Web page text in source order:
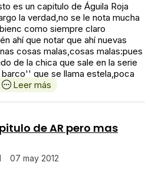
es un capitulo de Águila Roja
la verdad,no se le nota mucha
como siempre claro
ahí que notar que ahí nuevas
cosas malas,cosas malas:pues
de la chica que sale en la serie
que se llama estela,poca
Leer más
de AR pero mas
07 may 2012